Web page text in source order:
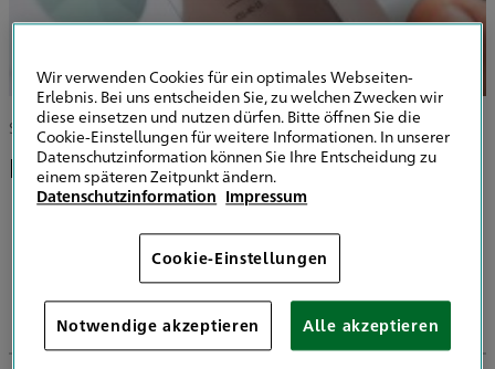
Startseite Konzern Unternehmen Kennzahlen
HDI Kennzahlen im Überblick
Kennzahlen
Wir verwenden Cookies für ein optimales Webseiten-
Erlebnis. Bei uns entscheiden Sie, zu welchen Zwecken wir
diese einsetzen und nutzen dürfen. Bitte öffnen Sie die
Cookie-Einstellungen für weitere Informationen. In unserer
Datenschutzinformation können Sie Ihre Entscheidung zu
einem späteren Zeitpunkt ändern.
Datenschutzinformation Impressum
Cookie-Einstellungen
Notwendige akzeptieren Alle akzeptieren